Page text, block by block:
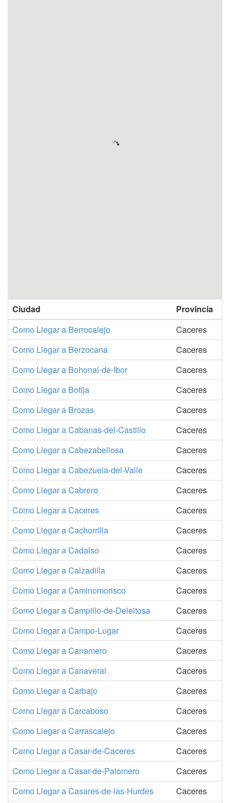
Ciudad
Provincia
Como Llegar a Berrocalejo
Caceres
Como Llegar a Berzocana
Caceres
Como Llegar a Bohonal-de-Ibor
Caceres
Como Llegar a Botija
Caceres
Como Llegar a Brozas
Caceres
Como Llegar a Cabanas-del-Castillo
Caceres
Como Llegar a Cabezabellosa
Caceres
Como Llegar a Cabezuela-del-Valle
Caceres
Como Llegar a Cabrero
Caceres
Como Llegar a Caceres
Caceres
Como Llegar a Cachorrilla
Caceres
Como Llegar a Cadalso
Caceres
Como Llegar a Calzadilla
Caceres
Como Llegar a Caminomorisco
Caceres
Como Llegar a Campillo-de-Deleitosa
Caceres
Como Llegar a Campo-Lugar
Caceres
Como Llegar a Canamero
Caceres
Como Llegar a Canaveral
Caceres
Como Llegar a Carbajo
Caceres
Como Llegar a Carcaboso
Caceres
Como Llegar a Carrascalejo
Caceres
Como Llegar a Casar-de-Caceres
Caceres
Como Llegar a Casar-de-Palomero
Caceres
Como Llegar a Casares-de-las-Hurdes
Caceres